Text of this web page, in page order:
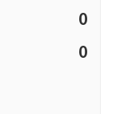
0
0